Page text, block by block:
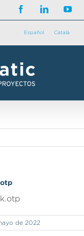
FacebookLinkedIn
Español Català
de 2022